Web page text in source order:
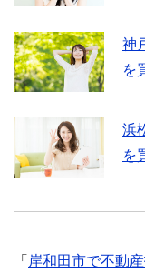
神
を
浜
を
「 岸和田市で不動